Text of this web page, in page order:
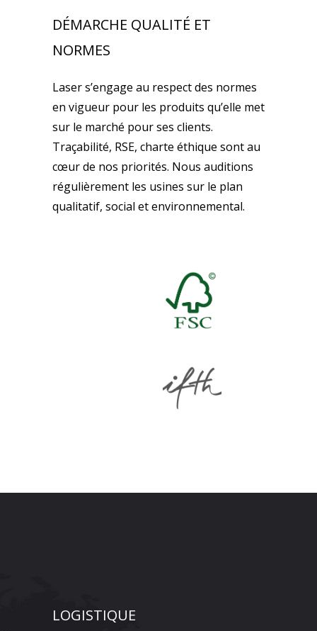
DÉMARCHE QUALITÉ ET
NORMES
Laser s’engage au respect des normes
en vigueur pour les produits qu’elle met
sur le marché pour ses clients.
Traçabilité, RSE, charte éthique sont au
cœur de nos priorités. Nous auditions
régulièrement les usines sur le plan
qualitatif, social et environnemental.
LOGISTIQUE